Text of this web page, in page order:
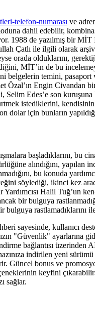
telefon-numarası ve
dahil edebilir,
1988 de yazılmış
Çatlı ile ilgili olarak
orada olduklarını,
MİT’in de bu
belgelerin temini,
Özal’ın Engin Civandan
Selim Edes’e son
istediklerini,
dolar için bunların
başladıklarını, bu
alındığını,
bu konuda
söylediği, ikinci kez
Halil Tuğ’un
bir bulguya
bulguya
sayesinde, kullanıcı
"Güvenlik"
bağlantısı
indirilen yeni
bonus ve
keyfini
sağlar.